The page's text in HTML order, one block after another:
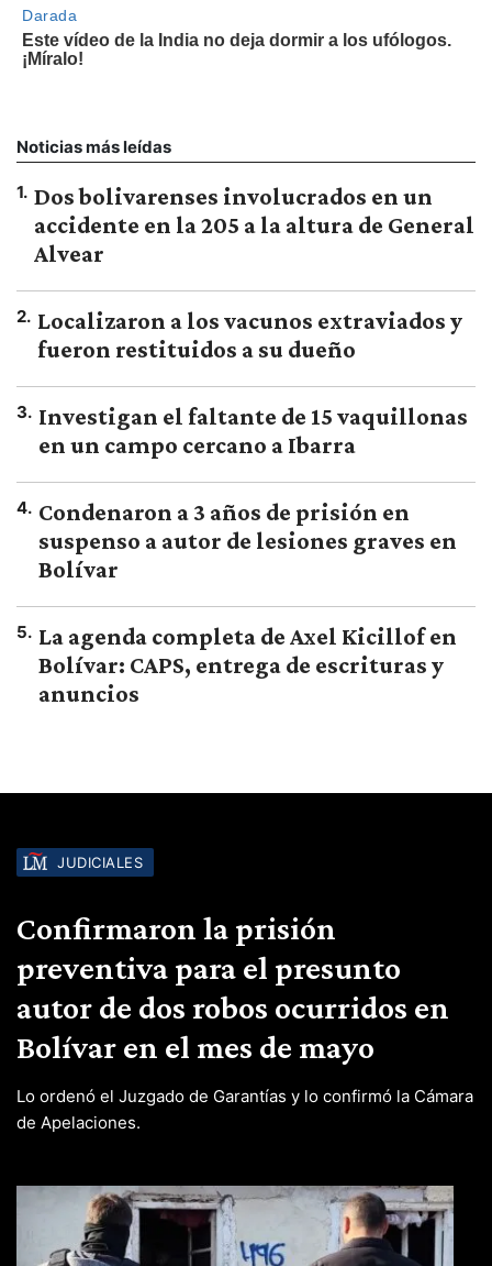
Noticias más leídas
1. Dos bolivarenses involucrados en un
accidente en la 205 a la altura de General
Alvear
2. Localizaron a los vacunos extraviados y
fueron restituidos a su dueño
3. Investigan el faltante de 15 vaquillonas
en un campo cercano a Ibarra
4. Condenaron a 3 años de prisión en
suspenso a autor de lesiones graves en
Bolívar
5. La agenda completa de Axel Kicillof en
Bolívar: CAPS, entrega de escrituras y
anuncios
JUDICIALES
Confirmaron la prisión
preventiva para el presunto
autor de dos robos ocurridos en
Bolívar en el mes de mayo
Lo ordenó el Juzgado de Garantías y lo confirmó la Cámara
de Apelaciones.